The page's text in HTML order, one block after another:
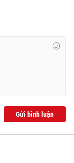
Gửi bình luận